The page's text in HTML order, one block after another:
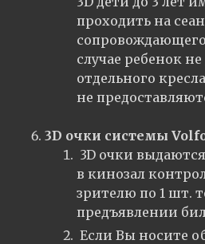
проходить на
случае ребенок
отдельного
не
3D очки системы
3D очки
в кинозал
зрителю по 1 шт.
предъявлении
Если Вы носите